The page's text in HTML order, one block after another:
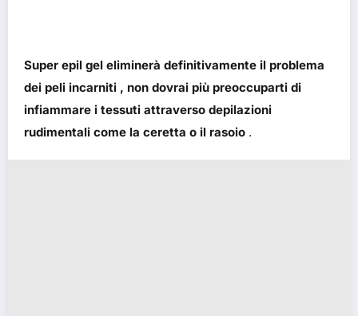
Super epil gel eliminerà definitivamente il problema
dei peli incarniti , non dovrai più preoccuparti di
infiammare i tessuti attraverso depilazioni
rudimentali come la ceretta o il rasoio .